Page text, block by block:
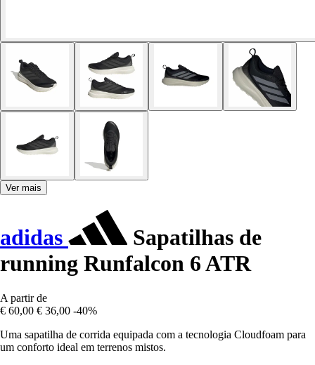
Ver mais
adidas
Sapatilhas de
running Runfalcon 6 ATR
A partir de
€ 60,00 € 36,00 -40%
Uma sapatilha de corrida equipada com a tecnologia Cloudfoam para
um conforto ideal em terrenos mistos.